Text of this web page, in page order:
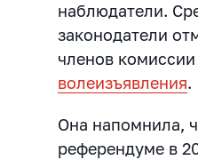
наблюдатели.
законодатели
членов комиссии
волеизъявления.
Она напомнила,
референдуме в